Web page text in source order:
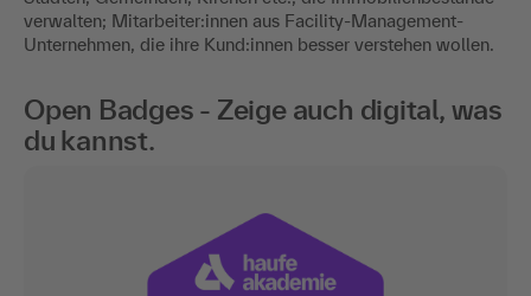
verwalten; Mitarbeiter:innen aus Facility-Management-
Unternehmen, die ihre Kund:innen besser verstehen wollen.
Open Badges - Zeige auch digital, was
du kannst.